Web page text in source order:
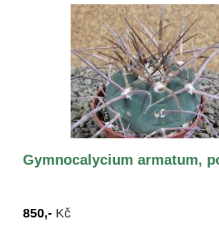
Gymnocalycium armatum,
850,- Kč